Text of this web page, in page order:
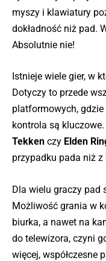
myszy i klawiatury
dokładność niż pad.
Absolutnie nie!
Istnieje wiele gier, w
Dotyczy to przede
platformowych, gdzie
kontrola są
Tekken czy Elden
przypadku pada niż
Dla wielu graczy pad
Możliwość grania w
biurka, a nawet na
do telewizora, czyni
więcej, współczesne